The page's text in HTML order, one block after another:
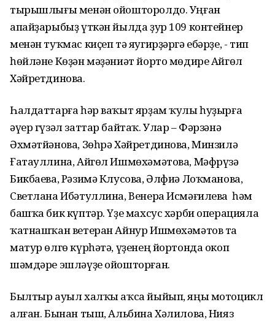
тырышлығы менән ойошторолдо. Уңған
апайҙарыбыҙ үткән йылда ҙур 109 контейнер
менән туҡмас киҫеп тә яугирҙәргә ебәрҙе, - тип
һөйләне Көҙән мәҙәниәт йорто мөдире Айгөл
Хәйретдинова.
Һалдаттарға һәр ваҡыт ярҙам ҡулы һуҙырға
әүер гүзәл заттар байтаҡ. Улар – Фәрзәнә
Әхмәтйәнова, Зөһрә Хәйретдинова, Минзилә
Ғатауллина, Айгөл Ишмөхәмәтова, Мәфрүзә
Бикбаева, Рәзимә Клусова, Әлфиә Лоҡманова,
Светлана Ибәтуллина, Венера Исмәғилева һәм
башҡа бик күптәр. Үҙе махсус хәрби операцияла
ҡатнашҡан ветеран Айнур Ишмөхәмәтов та
матур өлгө күрһәтә, үҙенең йортонда окоп
шәмдәре эшләүҙе ойошторған.
Былтыр ауыл халҡы аҡса йыйып, яңы мотоцикл
алған. Бынан тыш, Альбина Хәлилова, Нияз